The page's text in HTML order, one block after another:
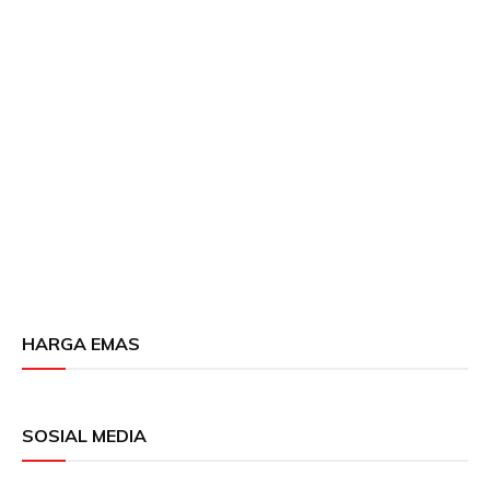
HARGA EMAS
SOSIAL MEDIA